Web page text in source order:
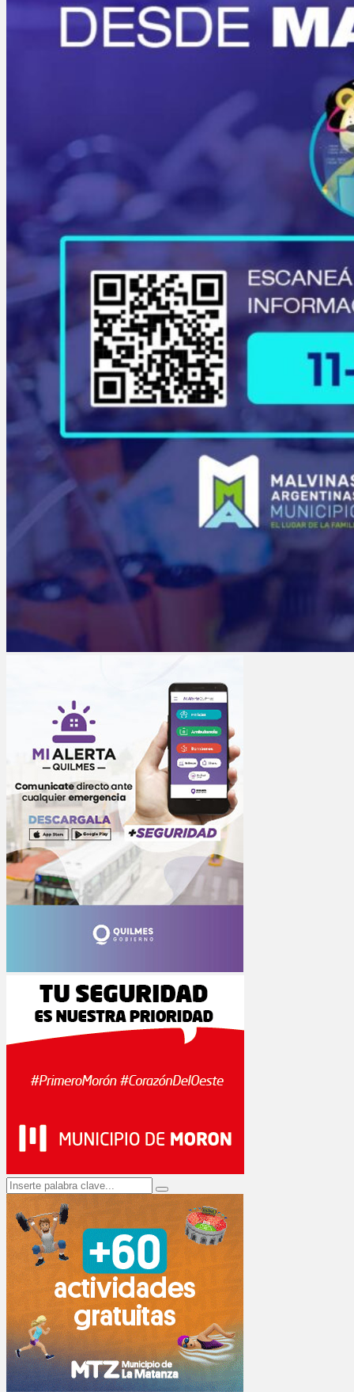
Search
for:
Search